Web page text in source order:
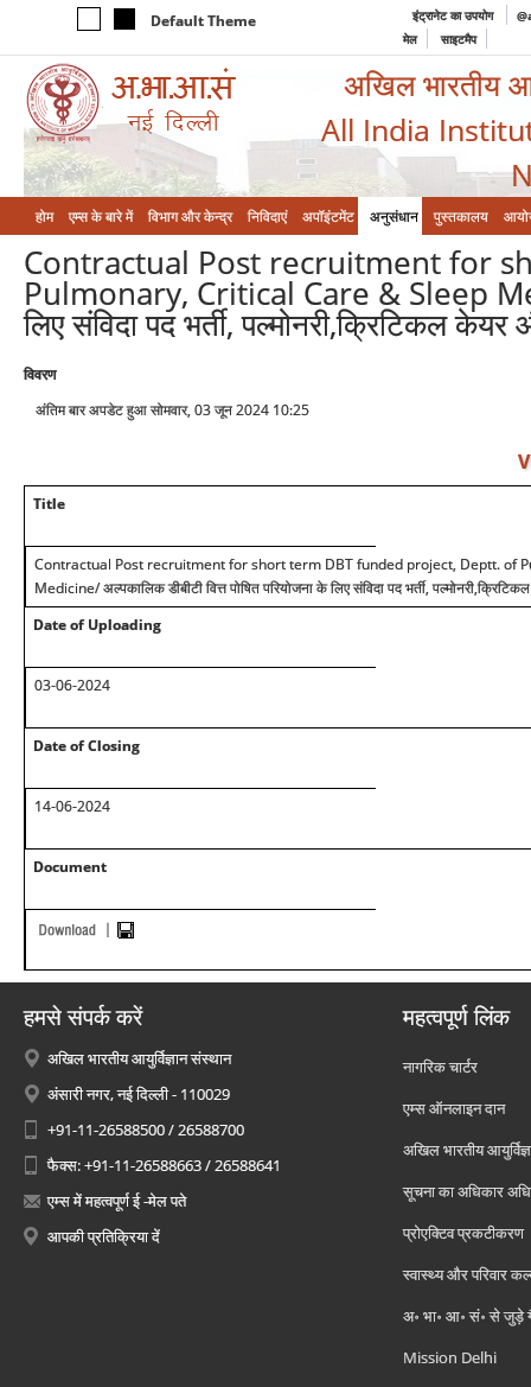
Default Theme इंट्रानेट का उपयोग
मेल
साइटमैप
अखिल भारतीय
All India
होम एम्‍स के बारे में विभाग और केन्‍द्र निविदाएं अपॉइंटमेंट अनुसंधान पुस्तकालय
Contractual Post recruitment for
Pulmonary, Critical Care & Sleep
लिए संविदा पद भर्ती, पल्मोनरी,क्रिटिकल
विवरण
अंतिम बार अपडेट हुआ सोमवार, 03 जून 2024 10:25
Title
Contractual Post recruitment for short term DBT funded project, Deptt. of
Medicine/अल्पकालिक डीबीटी वित्त पोषित परियोजना के लिए संविदा पद भर्ती,
Date of Uploading
03-06-2024
Date of Closing
14-06-2024
Document
हमसे संपर्क करें
अखिल भारतीय आयुर्विज्ञान संस्थान
अंसारी नगर, नई दिल्ली - 110029
+91-11-26588500 / 26588700
फैक्स: +91-11-26588663 / 26588641
एम्स में महत्वपूर्ण ई -मेल पते
आपकी प्रतिक्रिया दें
महत्वपूर्ण लिंक
नागरिक चार्टर
एम्स ऑनलाइन दान
अखिल भारतीय
सूचना का अधिकार
प्रोएक्टिव प्रकटीकरण
स्वास्थ्य और परिवार
अ॰ भा॰ आ॰ सं॰ से जुड़े
Mission Delhi